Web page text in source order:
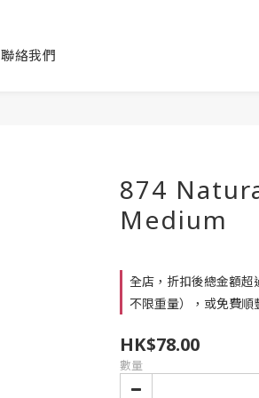
聯絡我們
874
Medium
全店，折扣後總金額超
不限重量），或免費順
HK$78.00
數量